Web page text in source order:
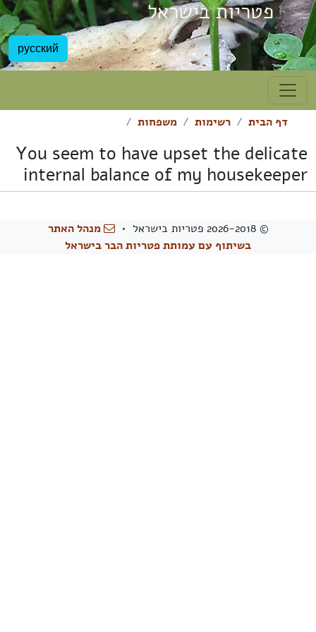
פטריות בישראל
русский
דף הבית רשימות משפחות
You seem to have upset the delicate
internal balance of my housekeeper
© 2026-2018 פטריות בישראל •
מנהל האתר
בשיתוף עם עמותת פטריות הבר בישראל